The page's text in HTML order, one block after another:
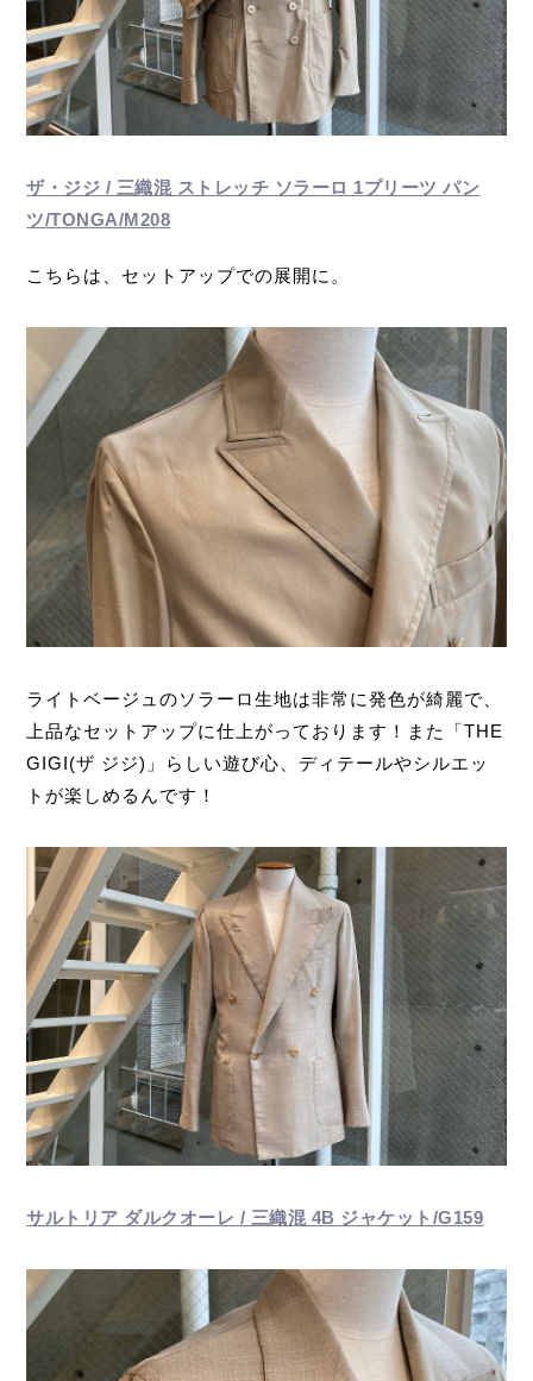
ザ・ジジ / 三織混 ストレッチ ソラーロ 1プリーツ パン
ツ/TONGA/M208
こちらは、セットアップでの展開に。
ライトベージュのソラーロ生地は非常に発色が綺麗で、
上品なセットアップに仕上がっております！また「THE
GIGI(ザ ジジ)」らしい遊び心、ディテールやシルエッ
トが楽しめるんです！
サルトリア ダルクオーレ / 三織混 4B ジャケット/G159